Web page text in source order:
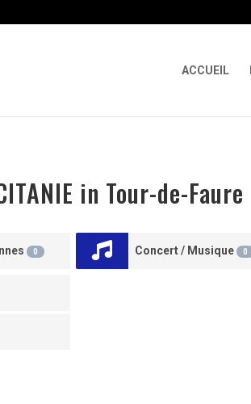
ACCUEIL
in Tour-de-Faure
0 Concert / Musique 0